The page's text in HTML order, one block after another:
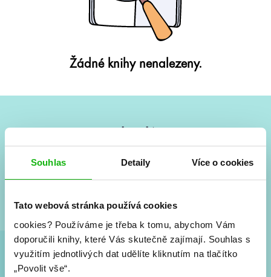
Souhlas Detaily Více o cookies
Tato webová stránka používá cookies
cookies? Používáme je třeba k tomu, abychom Vám
doporučili knihy, které Vás skutečně zajímají. Souhlas s
využitím jednotlivých dat udělíte kliknutím na tlačítko
„Povolit vše“.
Žádné knihy nenalezeny.
Vše kolem #youngadult každý měsíc rovnou do mailu!
a seriálové adaptace a další.